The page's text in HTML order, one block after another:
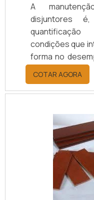
A
disjuntores
condições que
forma no
feita em
SOBRE A
disjuntores, é
manutenção
realizada
ela que auxilia
além de
equipamento.
reativa é
COTAR AGORA